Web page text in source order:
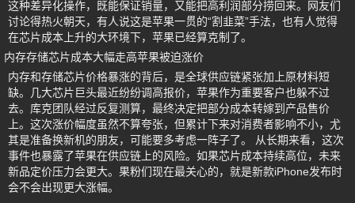
这种差异化操作，既能保证销量，又能把高利润部分捞回来。网友们
讨论得热火朝天，有人说这是苹果一贯的“割韭菜”手法，也有人觉得
在芯片成本上升的大环境下，苹果已经算克制了。
内存存储芯片成本大幅走高苹果被迫涨价
内存和存储芯片价格暴涨的背后，是全球供应链紧张加上原材料短
缺。几大芯片巨头最近纷纷调高报价，苹果作为重要客户也躲不过
去。库克团队经过反复测算，最终决定把部分成本转嫁到产品售价
上。这次涨价幅度虽然不算夸张，但累计下来对消费者影响不小，尤
其是准备换新机的朋友，可能要多考虑一阵子了。 从长期来看，这次
事件也暴露了苹果在供应链上的风险。如果芯片成本持续高位，未来
新品定价压力会更大。果粉们现在最关心的，就是新款iPhone发布时
会不会出现更大涨幅。